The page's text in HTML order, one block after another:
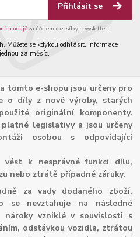
Přihlásit se
údajůza účelem rozesílky newsletteru.
Můžete se kdykoli odhlásit. Informace
za měsíc.
tomto e-shopu jsou určeny pro
o díly z nové výroby, starých
originální komponenty.
legislativy a jsou určeny
osobou s odpovídající
vést k nesprávné funkci dílu,
nebo ztrátě případné záruky.
za vady dodaného zboží.
se nevztahuje na následné
nároky vzniklé v souvislosti s
odstávkou vozidla, ztrátou